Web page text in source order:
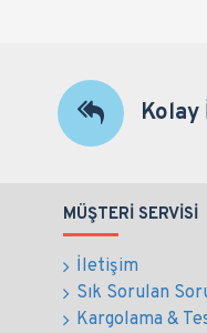
Kolay
MÜŞTERI SERVISI
İletişim
Sık Sorulan
Kargolama &